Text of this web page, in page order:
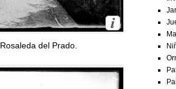
Rosaleda del Prado.